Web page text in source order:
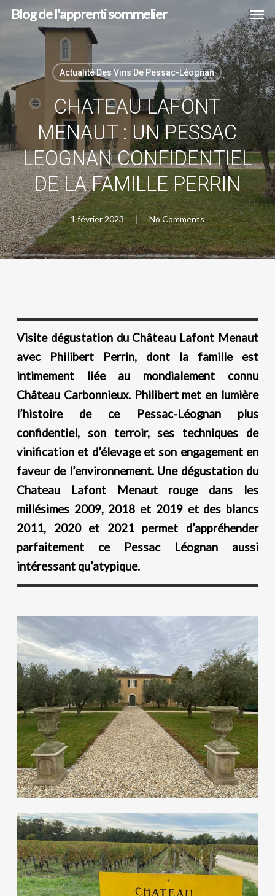
SkipBlog de l'apprenti sommelier
Actualité Des Vins De Pessac-Léognan
CHATEAU LAFONT
MENAUT : UN PESSAC
LEOGNAN CONFIDENTIEL
DE LA FAMILLE PERRIN
1 février 2023 No Comments
Visite dégustation du Château Lafont Menaut
avec Philibert Perrin, dont la famille est
intimement liée au mondialement connu
Château Carbonnieux. Philibert met en lumière
l’histoire de ce Pessac-Léognan plus
confidentiel, son terroir, ses techniques de
vinification et d’élevage et son engagement en
faveur de l’environnement. Une dégustation du
Chateau Lafont Menaut rouge dans les
millésimes 2009, 2018 et 2019 et des blancs
2011, 2020 et 2021 permet d’appréhender
parfaitement ce Pessac Léognan aussi
intéressant qu’atypique.